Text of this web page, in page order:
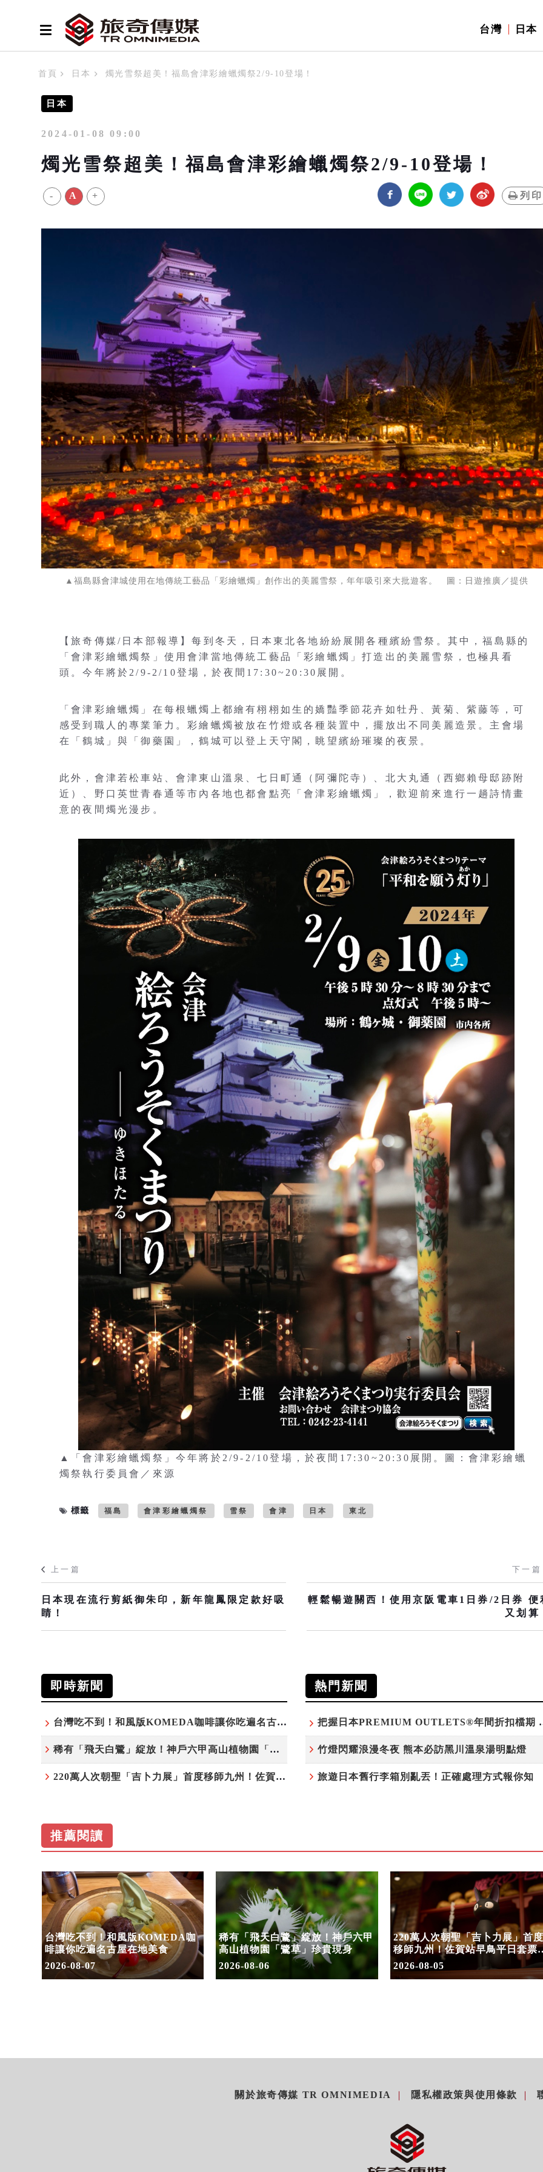
台灣 日本
首頁 日本 燭光雪祭超美！福島會津彩繪蠟燭祭2/9-10登場！
日本
2024-01-08 09:00
燭光雪祭超美！福島會津彩繪蠟燭祭2/9-10登場！
- A + 列印
▲福島縣會津城使用在地傳統工藝品「彩繪蠟燭」創作出的美麗雪祭，年年吸引來大批遊客。 圖：日遊推廣／提供
【旅奇傳媒/日本部報導】每到冬天，日本東北各地紛紛展開各種繽紛雪祭。其中，福島縣的
「會津彩繪蠟燭祭」使用會津當地傳統工藝品「彩繪蠟燭」打造出的美麗雪祭，也極具看
頭。今年將於2/9-2/10登場，於夜間17:30~20:30展開。
「會津彩繪蠟燭」在每根蠟燭上都繪有栩栩如生的嬌豔季節花卉如牡丹、黃菊、紫藤等，可
感受到職人的專業筆力。彩繪蠟燭被放在竹燈或各種裝置中，擺放出不同美麗造景。主會場
在「鶴城」與「御藥園」，鶴城可以登上天守閣，眺望繽紛璀璨的夜景。
此外，會津若松車站、會津東山溫泉、七日町通（阿彌陀寺）、北大丸通（西鄉賴母邸跡附
近）、野口英世青春通等市內各地也都會點亮「會津彩繪蠟燭」，歡迎前來進行一趟詩情畫
意的夜間燭光漫步。
▲「會津彩繪蠟燭祭」今年將於2/9-2/10登場，於夜間17:30~20:30展開。圖：會津彩繪蠟
燭祭執行委員會／來源
標籤 福島 會津彩繪蠟燭祭 雪祭 會津 日本 東北
上一篇
日本現在流行剪紙御朱印，新年龍鳳限定款好吸
睛！
下一篇
輕鬆暢遊關西！使用京阪電車1日券/2日券 便
又划算
即時新聞
台灣吃不到！和風版KOMEDA咖啡讓你吃遍名古屋在地美食
稀有「飛天白鷺」綻放！神戶六甲高山植物園「鷺草」珍貴現身
220萬人次朝聖「吉卜力展」首度移師九州！佐賀站早鳥平日套票8/10搶先開賣
熱門新聞
把握日本
竹燈閃耀浪漫冬夜 熊本必訪黑川溫泉湯明點燈
旅遊日本舊行李箱別亂丟！正確處理方式報你知
推薦閱讀
台灣吃不到！和風版KOMEDA咖
啡讓你吃遍名古屋在地美食
2026-08-07
稀有「飛天白鷺」綻放！神戶六甲
高山植物園「鷺草」珍貴現身
2026-08-06
220萬人次朝聖「吉卜力展」首度
移師九州！佐賀站早鳥平日套票
8/10搶先開賣
2026-08-05
關於旅奇傳媒 TR OMNIMEDIA 隱私權政策與使用條款